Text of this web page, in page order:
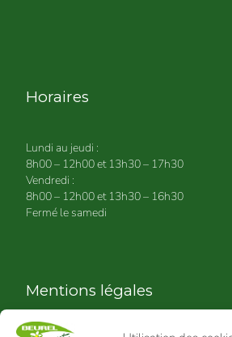
Horaires
Lundi au jeudi :
8h00 – 12h00 et 13h30 – 17h30
Vendredi :
8h00 – 12h00 et 13h30 – 16h30
Fermé le samedi
Mentions légales
Politique de confidentialité